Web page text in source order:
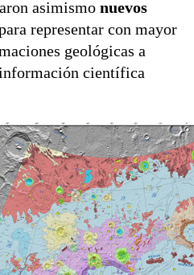
asimismo nuevos
representar con mayor
geológicas a
científica